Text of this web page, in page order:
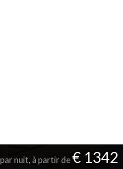
par nuit, à partir de€ 1342